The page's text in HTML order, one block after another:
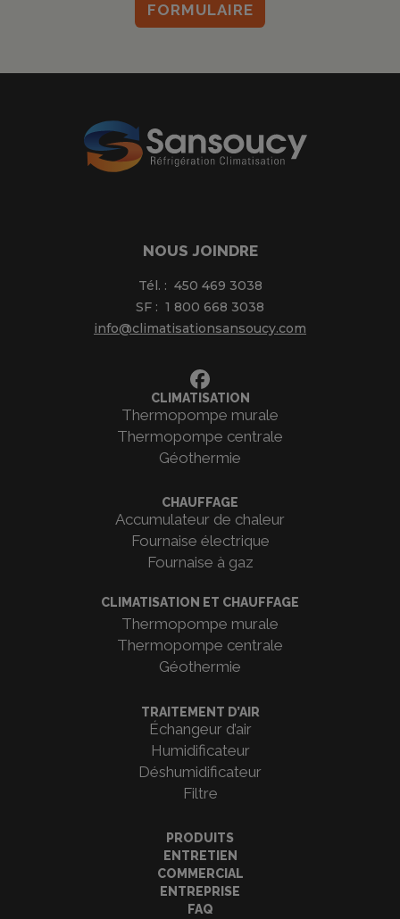
FORMULAIRE
NOUS JOINDRE
Tél. : 450 469 3038
SF : 1 800 668 3038
info@climatisationsansoucy.com
CLIMATISATION
Thermopompe murale
Thermopompe centrale
Géothermie
CHAUFFAGE
Accumulateur de chaleur
Fournaise électrique
Fournaise à gaz
CLIMATISATION ET CHAUFFAGE
Thermopompe murale
Thermopompe centrale
Géothermie
TRAITEMENT D’AIR
Échangeur d’air
Humidificateur
Déshumidificateur
Filtre
PRODUITS
ENTRETIEN
COMMERCIAL
ENTREPRISE
FAQ